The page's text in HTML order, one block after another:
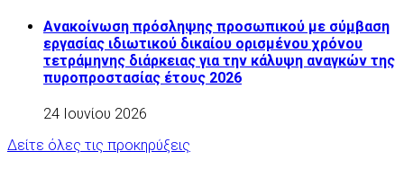
Ανακοίνωση πρόσληψης προσωπικού με σύμβαση
εργασίας ιδιωτικού δικαίου ορισμένου χρόνου
τετράμηνης διάρκειας για την κάλυψη αναγκών της
πυροπροστασίας έτους 2026
24 Ιουνίου 2026
Δείτε όλες τις προκηρύξεις